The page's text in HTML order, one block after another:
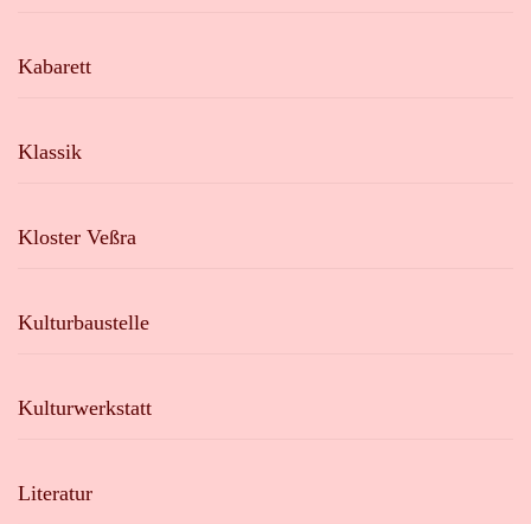
Kabarett
Klassik
Kloster Veßra
Kulturbaustelle
Kulturwerkstatt
Literatur